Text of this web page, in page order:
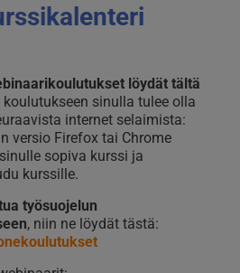
löydät tältä
sinulla tulee olla
internet selaimista:
versio Firefox tai Chrome
sopiva kurssi ja
kurssille.
työsuojelun
, niin ne löydät tästä: